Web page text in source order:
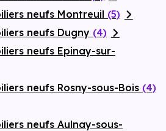
neufs Montreuil (5)
neufs Dugny (4)
neufs Epinay-sur-
neufs Rosny-sous-Bois (4)
neufs Aulnay-sous-